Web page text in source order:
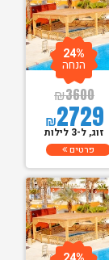
₪3600
₪2729
24%
הנחה
זוג, ל-3 לילות
פרטים